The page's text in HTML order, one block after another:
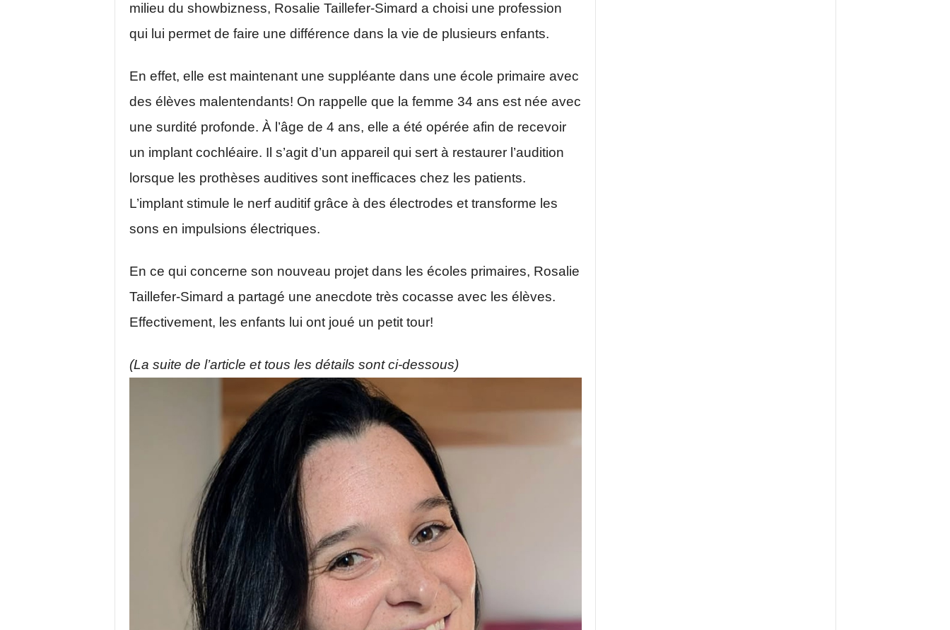
milieu du showbizness, Rosalie Taillefer-Simard a choisi une profession
qui lui permet de faire une différence dans la vie de plusieurs enfants.
En effet, elle est maintenant une suppléante dans une école primaire avec
des élèves malentendants! On rappelle que la femme 34 ans est née avec
une surdité profonde. À l’âge de 4 ans, elle a été opérée afin de recevoir
un implant cochléaire. Il s’agit d’un appareil qui sert à restaurer l’audition
lorsque les prothèses auditives sont inefficaces chez les patients.
L’implant stimule le nerf auditif grâce à des électrodes et transforme les
sons en impulsions électriques.
En ce qui concerne son nouveau projet dans les écoles primaires, Rosalie
Taillefer-Simard a partagé une anecdote très cocasse avec les élèves.
Effectivement, les enfants lui ont joué un petit tour!
(La suite de l’article et tous les détails sont ci-dessous)